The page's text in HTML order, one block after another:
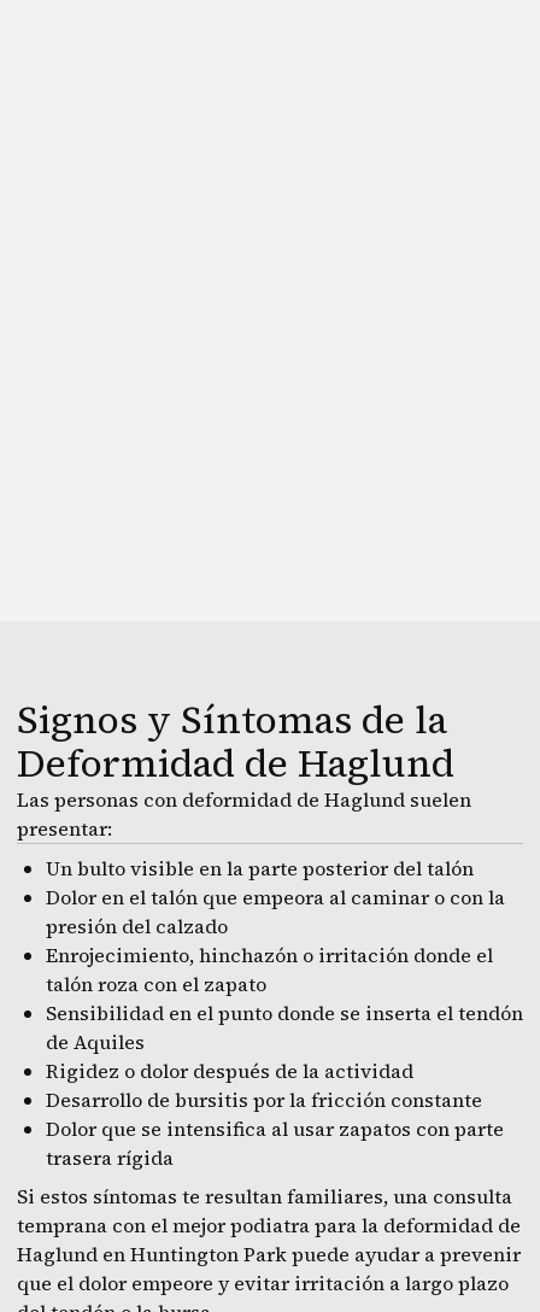
Signos y Síntomas de la
Deformidad de Haglund
Las personas con deformidad de Haglund suelen
presentar:
Un bulto visible en la parte posterior del talón
Dolor en el talón que empeora al caminar o con la
presión del calzado
Enrojecimiento, hinchazón o irritación donde el
talón roza con el zapato
Sensibilidad en el punto donde se inserta el tendón
de Aquiles
Rigidez o dolor después de la actividad
Desarrollo de bursitis por la fricción constante
Dolor que se intensifica al usar zapatos con parte
trasera rígida
Si estos síntomas te resultan familiares, una consulta
temprana con el mejor podiatra para la deformidad de
Haglund en Huntington Park puede ayudar a prevenir
que el dolor empeore y evitar irritación a largo plazo